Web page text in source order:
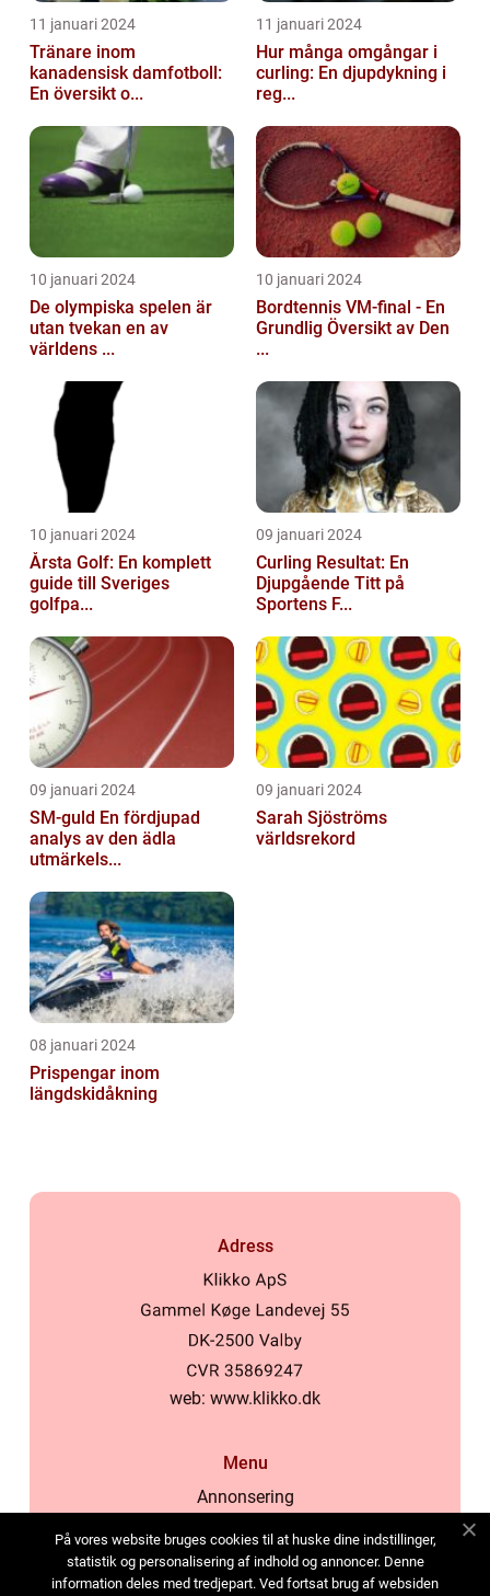
11 januari 2024
Tränare inom
kanadensisk damfotboll:
En översikt o...
11 januari 2024
Hur många omgångar i
curling: En djupdykning i
reg...
10 januari 2024
De olympiska spelen är
utan tvekan en av
världens ...
10 januari 2024
Bordtennis VM-final - En
Grundlig Översikt av Den
...
10 januari 2024
Årsta Golf: En komplett
guide till Sveriges
golfpa...
09 januari 2024
Curling Resultat: En
Djupgående Titt på
Sportens F...
09 januari 2024
SM-guld En fördjupad
analys av den ädla
utmärkels...
09 januari 2024
Sarah Sjöströms
världsrekord
08 januari 2024
Prispengar inom
längdskidåkning
Adress
web: www.klikko.dk
Menu
Annonsering
Cookies
Kontakta oss
På vores website bruges cookies til at huske dine indstillinger,
statistik og personalisering af indhold og annoncer. Denne
information deles med tredjepart. Ved fortsat brug af websiden